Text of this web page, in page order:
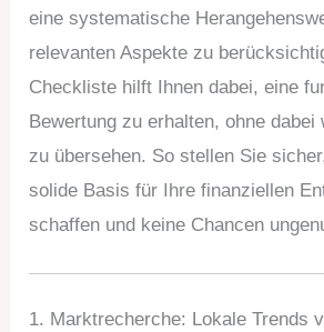
eine systematische
relevanten Aspekte zu
Checkliste hilft Ihnen dabei, eine
Bewertung zu erhalten, ohne dabei
zu übersehen. So stellen Sie
solide Basis für Ihre finanziellen
schaffen und keine Chancen
1. Marktrecherche: Lokale Trends